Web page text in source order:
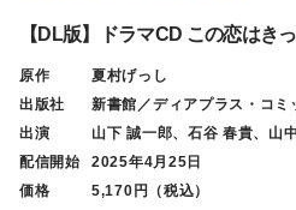
【DL版】ドラマCD この恋はき
原作
夏村げっし
出版社
新書館／ディアプラス・コミ
出演
山下 誠一郎、石谷 春貴、山
配信開始
2025年4月25日
価格
5,170円（税込）